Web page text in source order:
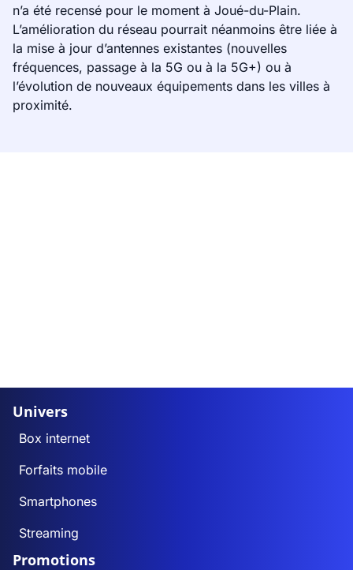
n’a été recensé pour le moment à Joué-du-Plain.
L’amélioration du réseau pourrait néanmoins être liée à
la mise à jour d’antennes existantes (nouvelles
fréquences, passage à la 5G ou à la 5G+) ou à
l’évolution de nouveaux équipements dans les villes à
proximité.
Univers
Box internet
Forfaits mobile
Smartphones
Streaming
Promotions